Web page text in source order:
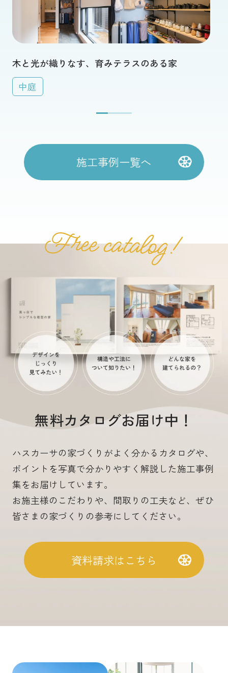
木と光が織りなす、育みテラスのある家
中庭
施工事例一覧へ
無料カタログお届け中！
ハスカーサの家づくりがよく分かるカタログや、
ポイントを写真で分かりやすく解説した施工事例
集をお届けしています。
お施主様のこだわりや、間取りの工夫など、ぜひ
皆さまの家づくりの参考にしてください。
資料請求はこちら